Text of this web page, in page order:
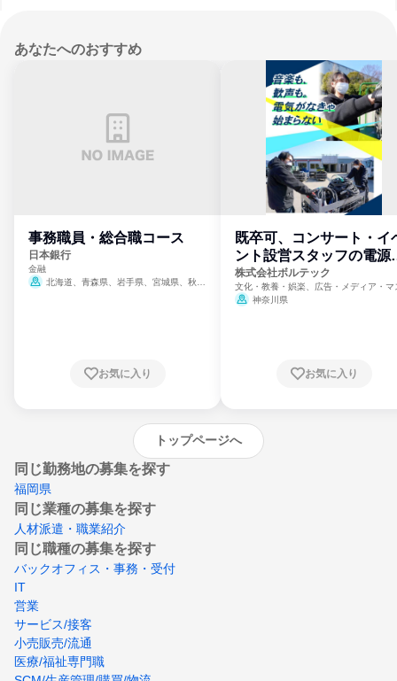
あなたへのおすすめ
事務職員・総合職コース
日本銀行
金融
北海道、青森県、岩手県、宮城県、秋田
崎県、熊本県、大分県、宮崎県、鹿児島県、
お気に入り
既卒可、コンサート・イ
ント設営スタッフの電源
門
株式会社ボルテック
文化・教養・娯楽、広告・メディア・マ
ミ、電力・ガス・水道・エネルギー
神奈川県
お気に入り
トップページへ
同じ勤務地の募集を探す
福岡県
同じ業種の募集を探す
人材派遣・職業紹介
同じ職種の募集を探す
バックオフィス・事務・受付
IT
営業
サービス/接客
小売販売/流通
医療/福祉専門職